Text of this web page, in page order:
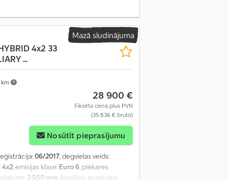
Mazā sludinājuma
4x2 33
...
28 900 €
Fiksēta cena plus PVN
(35 836 € bruto)
Nosūtīt pieprasījumu
06/2017, degvielas veids:
4x2, emisijas klase: Euro 6, piekares
2 550 mm, kopējais augstums: